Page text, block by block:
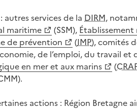
autres services de la DIRM,
maritime (SSM),
de prévention (IMP), comités
de l’emploi, du travail et
en mer et aux marins
(
actions : Région Bretagne